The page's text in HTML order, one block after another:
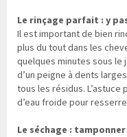
Le rinçage parfait : y
Il est important de bien
plus du tout dans les
quelques minutes sous le
d’un peigne à dents
tous les résidus. L’astuce
d’eau froide pour
Le séchage :